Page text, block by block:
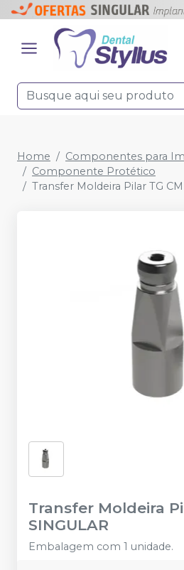
Home
Componentes para
Componente Protético
Transfer Moldeira Pilar TG CM
Transfer Moldeira
SINGULAR
Embalagem com 1 unidade.